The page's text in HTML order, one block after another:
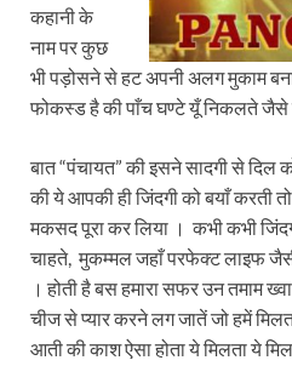
कहानी के
नाम पर कुछ
भी पड़ोसने से हट अपनी अलग मुकाम
फोकस्ड है की पाँच घण्टे यूँ निकलते जैसे
बात “पंचायत” की इसने सादगी से
की ये आपकी ही जिंदगी को बयाँ करती
मकसद पूरा कर लिया । कभी कभी
चाहते, मुकम्मल जहाँ परफेक्ट लाइफ
। होती है बस हमारा सफर उन तमाम
चीज से प्यार करने लग जातें जो हमें
आती की काश ऐसा होता ये मिलता ये